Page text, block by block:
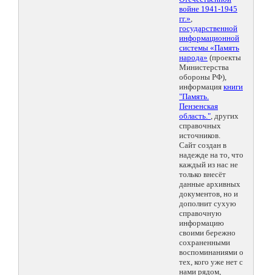
войне 1941-1945
гг.»,
государственной
информационной
системы «Память
народа» (проекты
Министерства
обороны РФ),
информация книги
"Память.
Пензенская
область.", других
справочных
источников.
Сайт создан в
надежде на то, что
каждый из нас не
только внесёт
данные архивных
документов, но и
дополнит сухую
справочную
информацию
своими бережно
сохраненными
воспоминаниями о
тех, кого уже нет с
нами рядом,